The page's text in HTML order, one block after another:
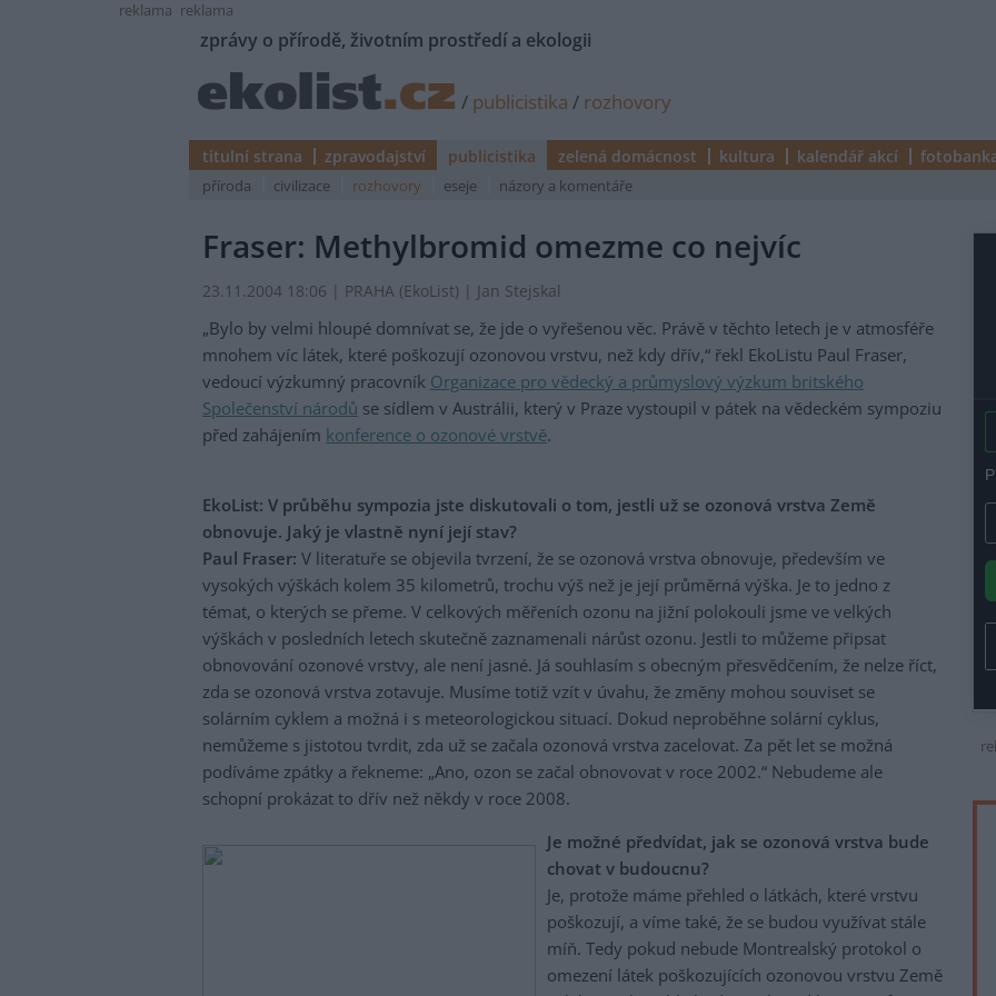
reklama reklama
zprávy o přírodě, životním prostředí a ekologii
/ publicistika / rozhovory
titulní strana zpravodajství publicistika zelená domácnost kultura kalendář akcí
příroda civilizace rozhovory eseje názory a komentáře
Fraser: Methylbromid omezme co nejvíc
23.11.2004 18:06 | PRAHA (EkoList) | Jan Stejskal
„Bylo by velmi hloupé domnívat se, že jde o vyřešenou věc. Právě v těchto letech je v atmosféře
mnohem víc látek, které poškozují ozonovou vrstvu, než kdy dřív,“ řekl EkoListu Paul Fraser,
vedoucí výzkumný pracovník Organizace pro vědecký a průmyslový výzkum britského
Společenství národů se sídlem v Austrálii, který v Praze vystoupil v pátek na vědeckém sympoziu
před zahájením konference o ozonové vrstvě.
EkoList: V průběhu sympozia jste diskutovali o tom, jestli už se ozonová vrstva Země
obnovuje. Jaký je vlastně nyní její stav?
Paul Fraser: V literatuře se objevila tvrzení, že se ozonová vrstva obnovuje, především ve
vysokých výškách kolem 35 kilometrů, trochu výš než je její průměrná výška. Je to jedno z
témat, o kterých se přeme. V celkových měřeních ozonu na jižní polokouli jsme ve velkých
výškách v posledních letech skutečně zaznamenali nárůst ozonu. Jestli to můžeme připsat
obnovování ozonové vrstvy, ale není jasné. Já souhlasím s obecným přesvědčením, že nelze říct,
zda se ozonová vrstva zotavuje. Musíme totiž vzít v úvahu, že změny mohou souviset se
solárním cyklem a možná i s meteorologickou situací. Dokud neproběhne solární cyklus,
nemůžeme s jistotou tvrdit, zda už se začala ozonová vrstva zacelovat. Za pět let se možná
podíváme zpátky a řekneme: „Ano, ozon se začal obnovovat v roce 2002.“ Nebudeme ale
schopní prokázat to dřív než někdy v roce 2008.
Je možné předvídat, jak se ozonová vrstva bude
chovat v budoucnu?
Je, protože máme přehled o látkách, které vrstvu
poškozují, a víme také, že se budou využívat stále
míň. Tedy pokud nebude Montrealský protokol o
omezení látek poškozujících ozonovou vrstvu Země